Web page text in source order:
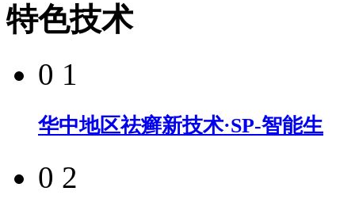
特色技术
0 1
华中地区祛癣新技术·SP-智能生
0 2